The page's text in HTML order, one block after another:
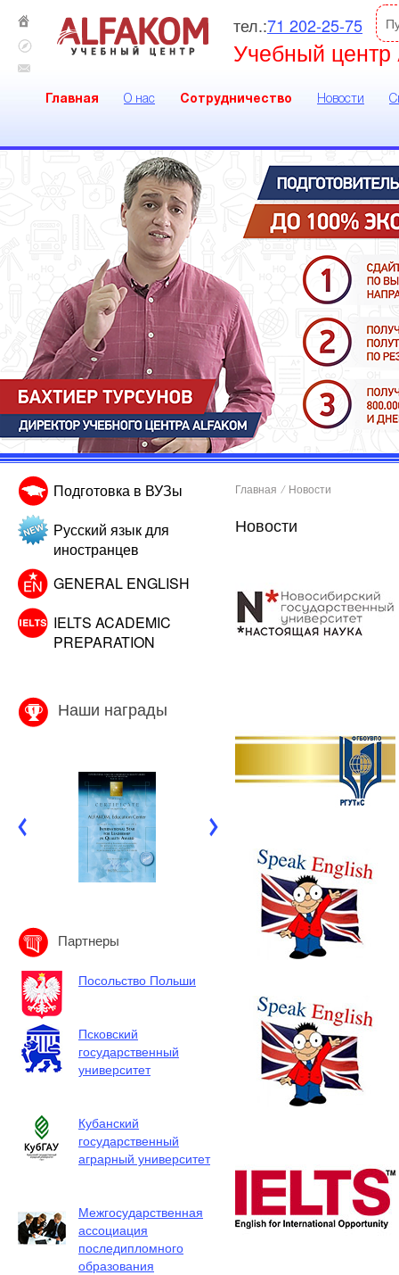
тел.:71 202-25-75
Учебный центр
Главная О нас Сотрудничество Новости
Подготовка в ВУЗы
Русский язык для
иностранцев
GENERAL ENGLISH
IELTS ACADEMIC
PREPARATION
Наши награды
Партнеры
Посольство Польши
Псковский
государственный
университет
Кубанский
государственный
аграрный университет
Межгосударственная
ассоциация
последипломного
образования
Главная / Новости
Новости